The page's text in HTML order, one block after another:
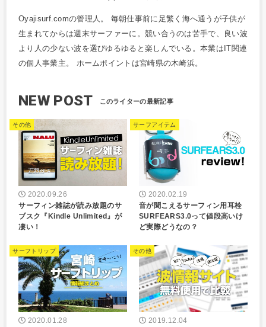
Oyajisurf.comの管理人。 毎朝仕事前に足繁く海へ通うが子供が
生まれてからは週末サーファーに。競い合うのは苦手で、良い波
より人の少ない波を選びゆるゆると楽しんでいる。本業はIT関連
の個人事業主。 ホームポイントは宮崎県の木崎浜。
NEW POST
その他
2020.09.26
サーフィン雑誌が読み放題のサ
ブスク『Kindle Unlimited』が
凄い！
サーフアイテム
2020.02.19
音が聞こえるサーフィン用耳栓
SURFEARS3.0って値段高いけ
ど実際どうなの？
サーフトリップ
2020.01.28
その他
2019.12.04